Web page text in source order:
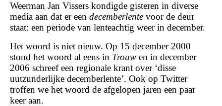
Weerman Jan Vissers kondigde gisteren in diverse
media aan dat er een decemberlente voor de deur
staat: een periode van lenteachtig weer in december.
Het woord is niet nieuw. Op 15 december 2000
stond het woord al eens in Trouw en in december
2006 schreef een regionale krant over ‘disse
uutzunderlijke decemberlente’. Ook op Twitter
troffen we het woord de afgelopen jaren een paar
keer aan.